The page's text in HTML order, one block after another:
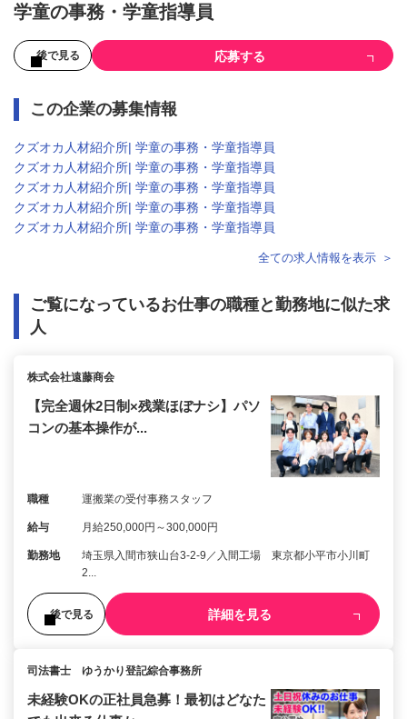
学童の事務・学童指導員
後で見る 応募する
この企業の募集情報
クズオカ人材紹介所| 学童の事務・学童指導員
クズオカ人材紹介所| 学童の事務・学童指導員
クズオカ人材紹介所| 学童の事務・学童指導員
クズオカ人材紹介所| 学童の事務・学童指導員
クズオカ人材紹介所| 学童の事務・学童指導員
全ての求人情報を表示
ご覧になっているお仕事の職種と勤務地に似た求
人
株式会社遠藤商会
【完全週休2日制×残業ほぼナシ】パソ
コンの基本操作が...
職種 運搬業の受付事務スタッフ
給与 月給250,000円～300,000円
勤務地
埼玉県入間市狭山台3-2-9／入間工場 東京都小平市小川町
2...
後で見る 詳細を見る
司法書士 ゆうかり登記綜合事務所
未経験OKの正社員急募！最初はどなた